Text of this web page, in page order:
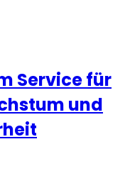
Service für
und